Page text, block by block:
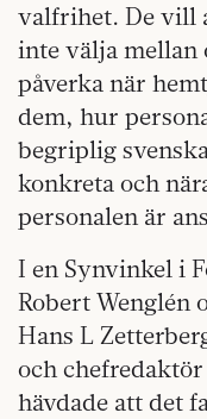
valfrihet. De vill
inte välja mellan
påverka när
dem, hur
begriplig
konkreta och
personalen är
I en Synvinkel i
Robert Wenglén
Hans L
och
hävdade att det